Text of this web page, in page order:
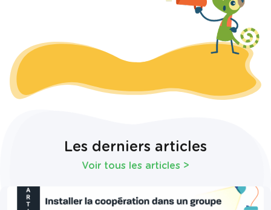
Les derniers articles
Voir tous les articles >